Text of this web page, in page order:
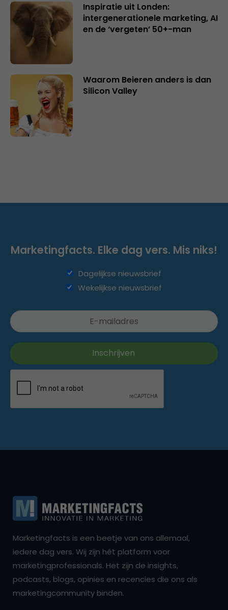
Inspiratie uit Londen:
intergenerationele marketing, AI
en de ‘vergeten’ 50+-man
Waarom Beieren anders is dan
Silicon Valley
Marketingfacts. Elke dag vers. Mis niks!
Dagelijkse nieuwsbrief
Wekelijkse nieuwsbrief
Marketingfacts is een beetje van ons allemaal,
iedere dag vers. Wij zijn hét platform voor
marketingprofessionals. Het zijn de insights,
podcasts, blogs, opinies en recencies die ons als
marketingcommunity binden.